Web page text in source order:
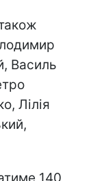
Василь
Лілія